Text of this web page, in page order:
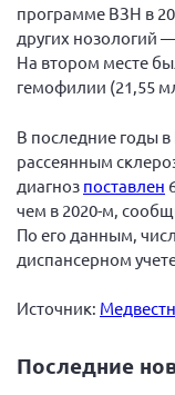
Алтайский
Архангельская
Брянская
Владимирская
Волгоградская
Воронежская
Ивановская
Кемеровская
программе ВЗН в
других нозологий
На втором месте
гемофилии (21,55
В последние годы
рассеянным
диагноз поставлен
чем в 2020-м,
По его данным,
диспансерном
Источник:
Последние